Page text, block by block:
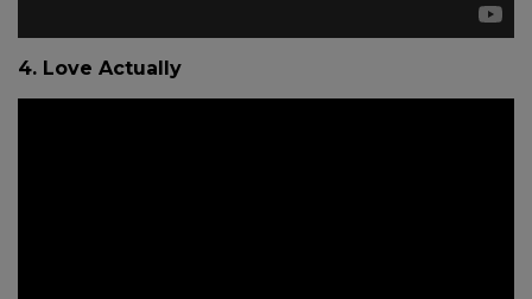
4. Love Actually